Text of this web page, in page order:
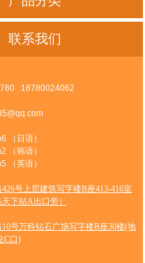
联系我们
18780024062
（日语）
（韩语）
（英语）
号上层建筑写字楼B座413-416室
下站A出口旁）
号万科钻石广场写字楼B座30楼(地
C口)